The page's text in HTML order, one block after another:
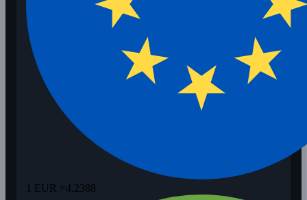
1 EUR =4,2388